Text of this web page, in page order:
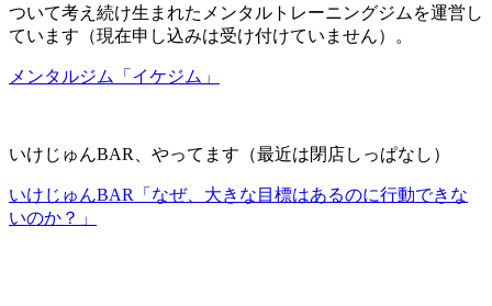
ついて考え続け生まれたメンタルトレーニングジムを運営し
ています（現在申し込みは受け付けていません）。
メンタルジム「イケジム」
いけじゅんBAR、やってます（最近は閉店しっぱなし）
いけじゅんBAR「なぜ、大きな目標はあるのに行動できな
いのか？」